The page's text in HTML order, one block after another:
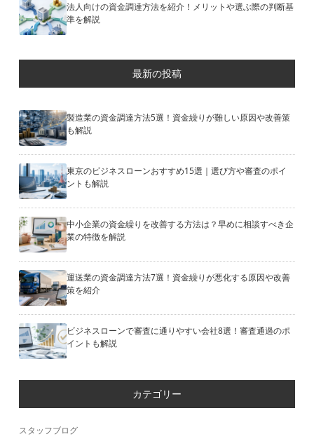
法人向けの資金調達方法を紹介！メリットや選ぶ際の判断基
準を解説
最新の投稿
製造業の資金調達方法5選！資金繰りが難しい原因や改善策
も解説
東京のビジネスローンおすすめ15選｜選び方や審査のポイ
ントも解説
中小企業の資金繰りを改善する方法は？早めに相談すべき企
業の特徴を解説
運送業の資金調達方法7選！資金繰りが悪化する原因や改善
策を紹介
ビジネスローンで審査に通りやすい会社8選！審査通過のポ
イントも解説
カテゴリー
スタッフブログ